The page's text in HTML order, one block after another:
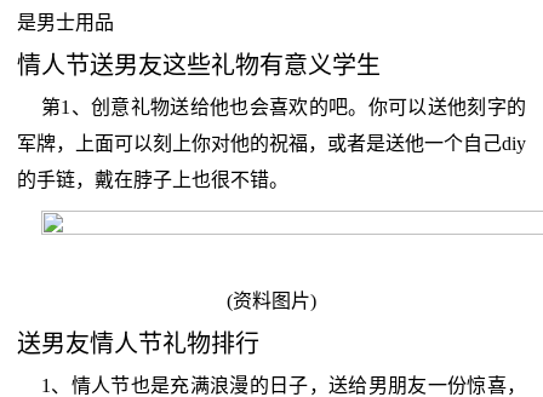
是男士用品
情人节送男友这些礼物有意义学生
第1、创意礼物送给他也会喜欢的吧。你可以送他刻字的
军牌，上面可以刻上你对他的祝福，或者是送他一个自己diy
的手链，戴在脖子上也很不错。
(资料图片)
送男友情人节礼物排行
1、情人节也是充满浪漫的日子，送给男朋友一份惊喜，